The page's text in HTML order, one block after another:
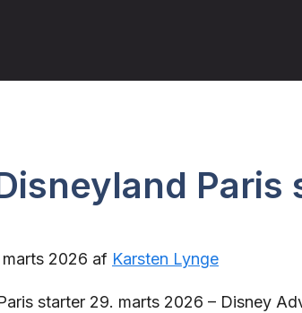
2026 af Karsten Lynge
starter 29. marts 2026 – Disney